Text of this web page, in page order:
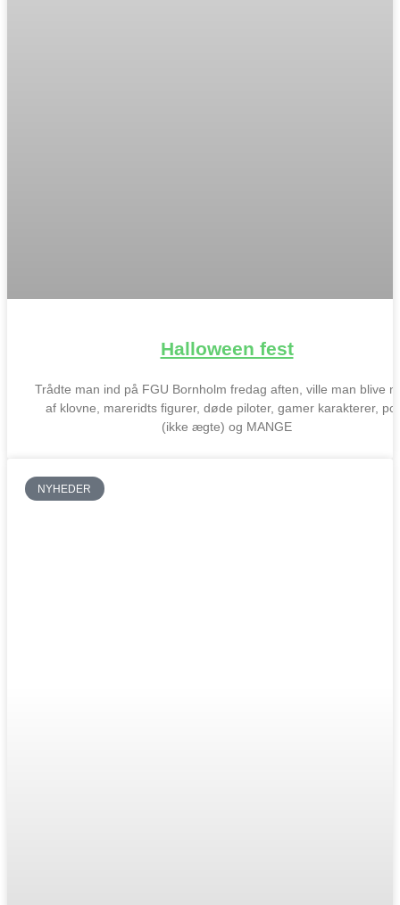
Halloween fest
Trådte man ind på FGU Bornholm fredag aften, ville man blive
af klovne, mareridts figurer, døde piloter, gamer karakterer,
(ikke ægte) og MANGE
NYHEDER